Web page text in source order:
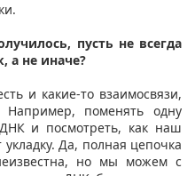
пусть не всегда
а не иначе?
и какие-то взаимосвязи,
поменять одну
ДНК и посмотреть, как наш
Да, полная цепочка
но мы можем с